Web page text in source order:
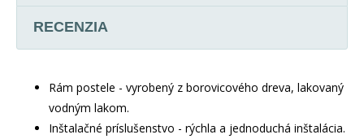
RECENZIA
Rám postele - vyrobený z borovicového dreva, lakovaný
vodným lakom.
Inštalačné príslušenstvo - rýchla a jednoduchá inštalácia.